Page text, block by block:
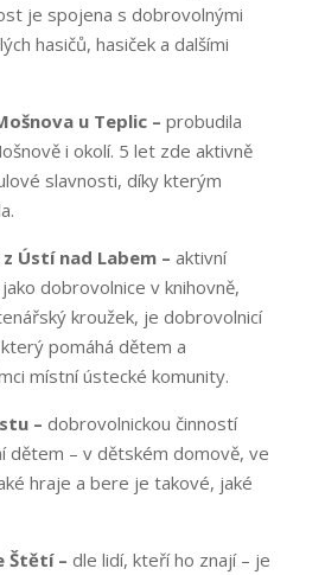
je spojena s dobrovolnými
hasičů, hasiček a dalšími
u Teplic – probudila
i okolí. 5 let zde aktivně
slavnosti, díky kterým
Ústí nad Labem – aktivní
dobrovolnice v knihovně,
kroužek, je dobrovolnicí
pomáhá dětem a
místní ústecké komunity.
– dobrovolnickou činností
dětem – v dětském domově, ve
hraje a bere je takové, jaké
Štětí – dle lidí, kteří ho znají – je